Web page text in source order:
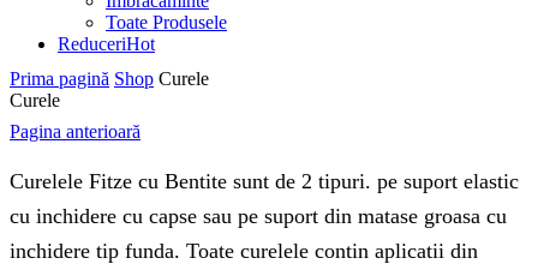
Toate Produsele
ReduceriHot
Prima pagină Shop Curele
Curele
Pagina anterioară
Curelele Fitze cu Bentite sunt de 2 tipuri. pe suport elastic
cu inchidere cu capse sau pe suport din matase groasa cu
inchidere tip funda. Toate curelele contin aplicatii din